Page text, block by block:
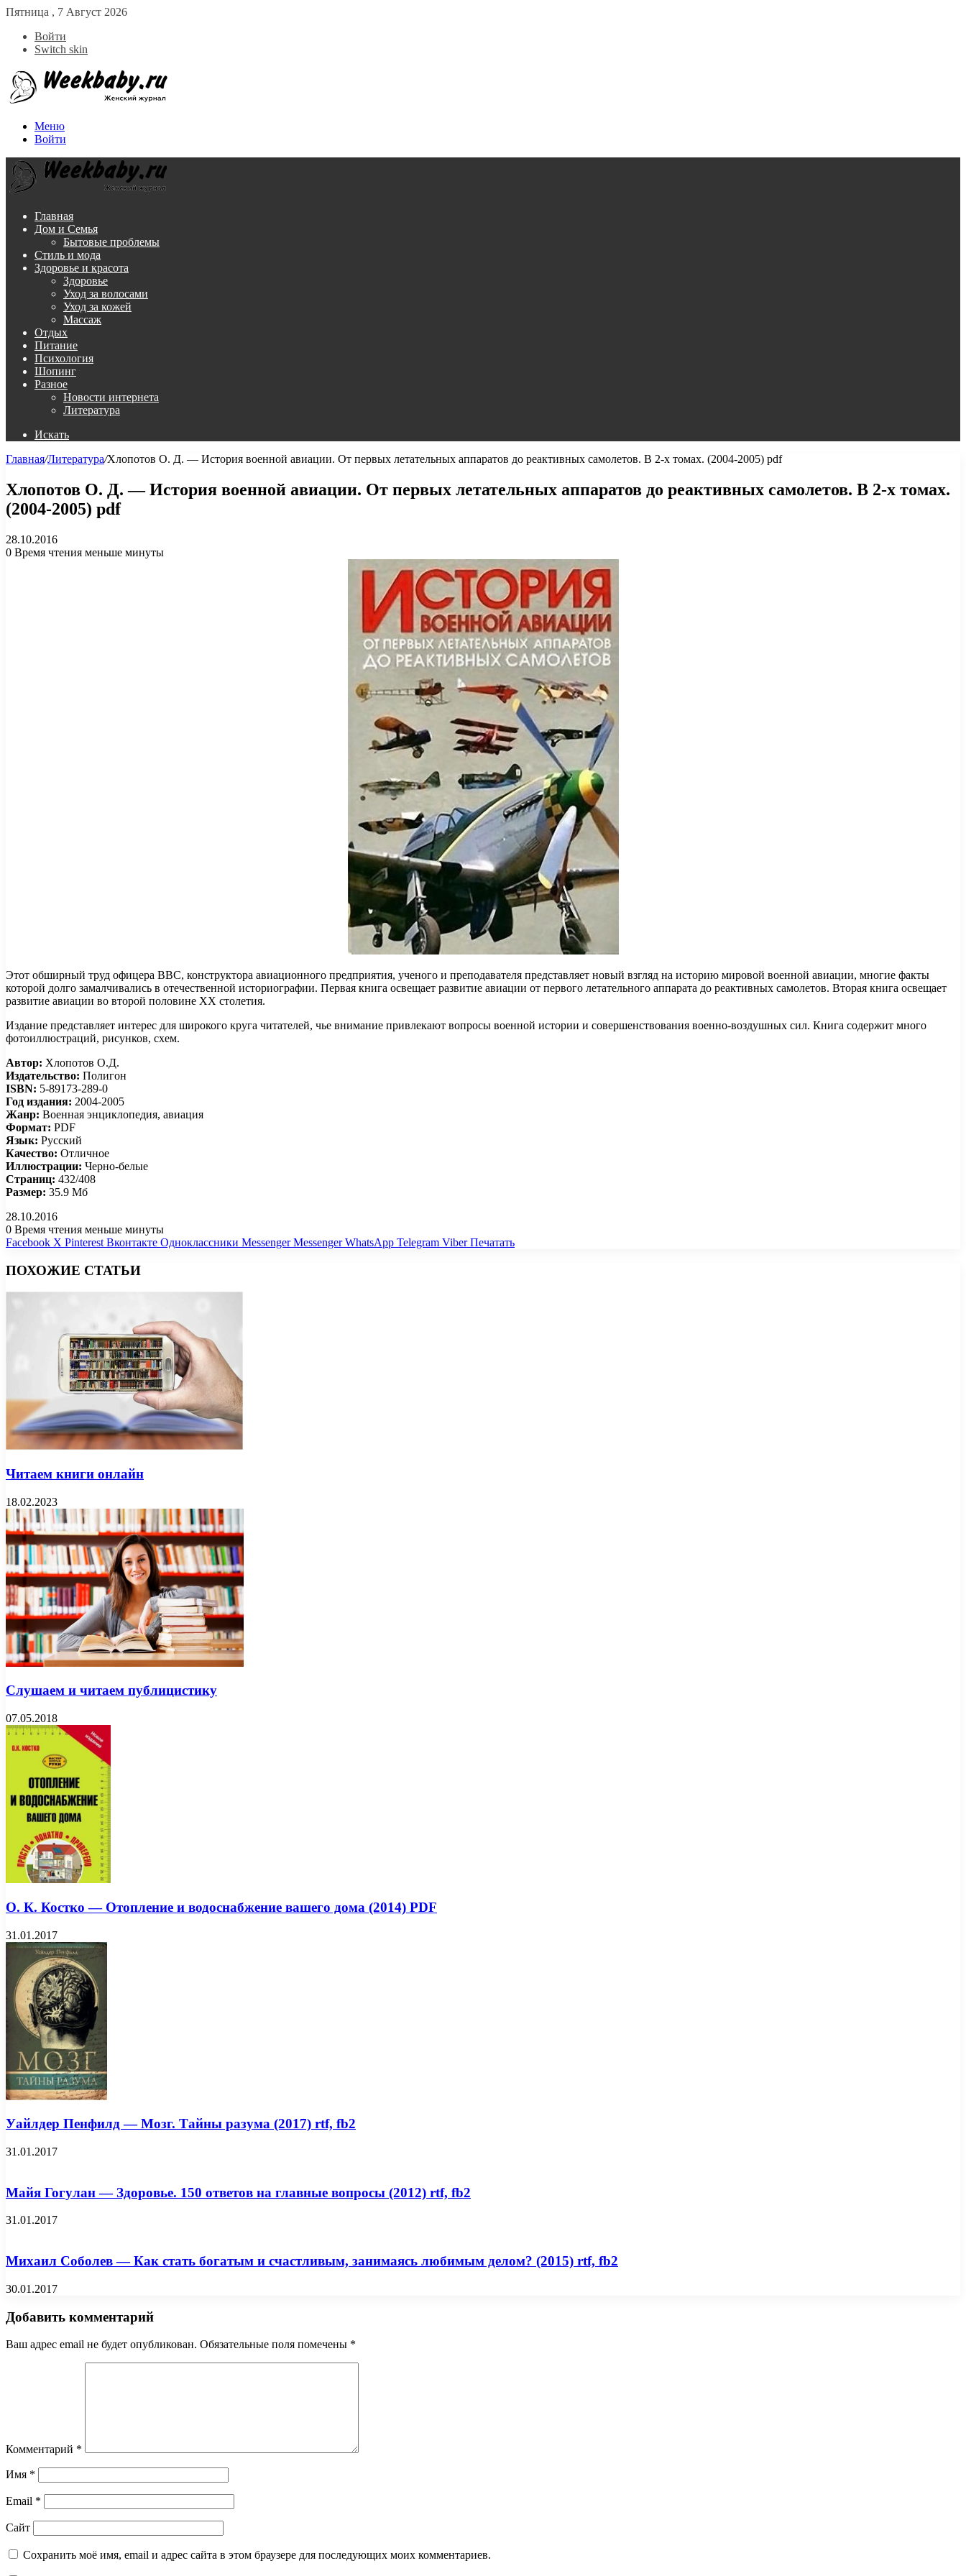
Пятница , 7 Август 2026
Войти
Switch skin
Меню
Войти
Главная
Дом и Семья
Бытовые проблемы
Стиль и мода
Здоровье и красота
Здоровье
Уход за волосами
Уход за кожей
Массаж
Отдых
Питание
Психология
Шопинг
Разное
Новости интернета
Литература
Искать
Главная/Литература/Хлопотов О. Д. — История военной авиации. От первых летательных аппаратов до реактивных самолетов. В 2-х томах. (2004-2005) pdf
Хлопотов О. Д. — История военной авиации. От первых летательных аппаратов до реактивных самолетов. В 2-х томах.
(2004-2005) pdf
28.10.2016
0 Время чтения меньше минуты
Этот обширный труд офицера ВВС, конструктора авиационного предприятия, ученого и преподавателя представляет новый взгляд на историю мировой военной авиации, многие факты
которой долго замалчивались в отечественной историографии. Первая книга освещает развитие авиации от первого летательного аппарата до реактивных самолетов. Вторая книга освещает
развитие авиации во второй половине XX столетия.
Издание представляет интерес для широкого круга читателей, чье внимание привлекают вопросы военной истории и совершенствования военно-воздушных сил. Книга содержит много
фотоиллюстраций, рисунков, схем.
Автор: Хлопотов О.Д.
Издательство: Полигон
ISBN: 5-89173-289-0
Год издания: 2004-2005
Жанр: Военная энциклопедия, авиация
Формат: PDF
Язык: Русский
Качество: Отличное
Иллюстрации: Черно-белые
Страниц: 432/408
Размер: 35.9 Мб
28.10.2016
0 Время чтения меньше минуты
Facebook X Pinterest Вконтакте Одноклассники Messenger Messenger WhatsApp Telegram Viber Печатать
ПОХОЖИЕ СТАТЬИ
Читаем книги онлайн
18.02.2023
Слушаем и читаем публицистику
07.05.2018
О. К. Костко — Отопление и водоснабжение вашего дома (2014) PDF
31.01.2017
Уайлдер Пенфилд — Мозг. Тайны разума (2017) rtf, fb2
31.01.2017
Майя Гогулан — Здоровье. 150 ответов на главные вопросы (2012) rtf, fb2
31.01.2017
Михаил Соболев — Как стать богатым и счастливым, занимаясь любимым делом? (2015) rtf, fb2
30.01.2017
Добавить комментарий
Ваш адрес email не будет опубликован. Обязательные поля помечены *
Комментарий *
Имя *
Email *
Сайт
Сохранить моё имя, email и адрес сайта в этом браузере для последующих моих комментариев.